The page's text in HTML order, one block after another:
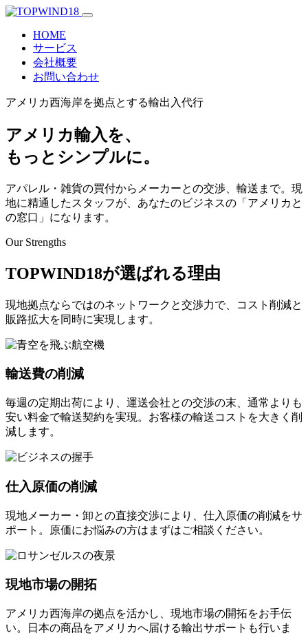
HOME
サービス
会社概要
お問い合わせ
アメリカ西海岸を拠点とする輸出入代行
アメリカ輸入を、
もっとシンプルに。
アパレル・雑貨の買付からメーカーとの交渉、輸送まで。現
地に精通したスタッフが、あなたのビジネスの「アメリカと
の窓口」になります。
Our Strengths
TOPWIND18が選ばれる理由
現地拠点ならではのネットワークと交渉力で、コスト削減と
販路拡大を同時に実現します。
輸送費の削減
毎週の定期出荷により、運送会社との交渉の末、通常よりも
安い料金で輸送契約を実現。お客様の輸送コストを大きく削
減します。
仕入原価の削減
現地メーカー・卸との直接交渉により、仕入原価の削減をサ
ポート。原価にお悩みの方はまずはご相談ください。
現地市場の開拓
アメリカ西海岸の拠点を活かし、現地市場の開拓をお手伝
い。日本の商品をアメリカへ届ける輸出サポートも行いま